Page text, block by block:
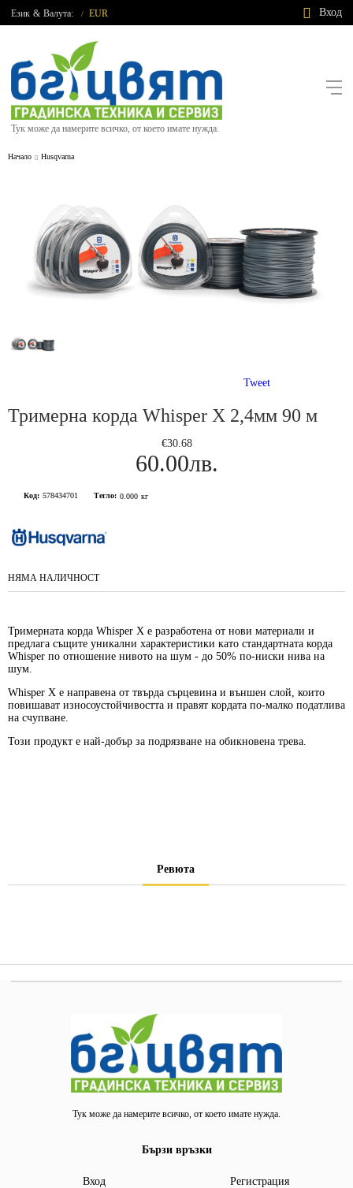
Език & Валута: / EUR Вход
Тук може да намерите всичко, от което имате нужда.
Начало Husqvarna
Tweet
Тримерна корда Whisper X 2,4мм 90 м
€30.68
60.00лв.
Код: 578434701 Тегло: 0.000 кг
НЯМА НАЛИЧНОСТ
Тримерната корда Whisper X е разработена от нови материали и
предлага същите уникални характеристики като стандартната корда
Whisper по отношение нивото на шум - до 50% по-ниски нива на
шум.
Whisper X е направена от твърда сърцевина и външен слой, които
повишават износоустойчивостта и правят кордата по-малко податлива
на счупване.
Този продукт е най-добър за подрязване на обикновена трева.
Ревюта
Тук може да намерите всичко, от което имате нужда.
Бързи връзки
Вход Регистрация